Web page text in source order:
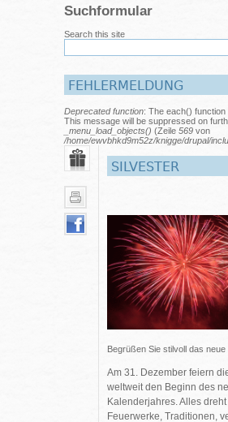
Suchformular
Search this site
FEHLERMELDUNG
Deprecated function: The each() function
This message will be suppressed on
_menu_load_objects() (Zeile 569 von
/home/ewvbhkd9m52z/knigge/drupal/
SILVESTER
Begrüßen Sie stilvoll das neue
Am 31. Dezember feiern
weltweit den Beginn des
Kalenderjahres. Alles
Feuerwerke, Traditionen,